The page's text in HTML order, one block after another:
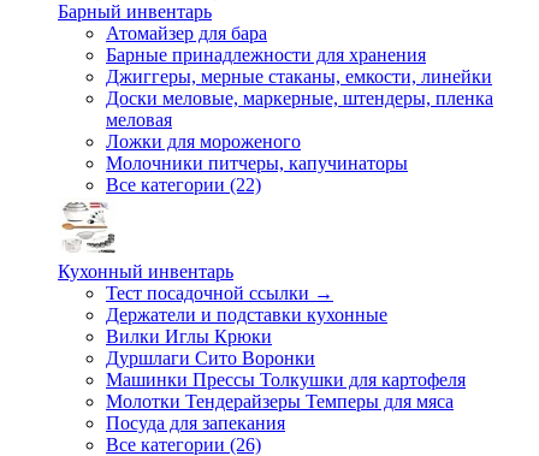
Барный инвентарь
Атомайзер для бара
Барные принадлежности для хранения
Джиггеры, мерные стаканы, емкости, линейки
Доски меловые, маркерные, штендеры, пленка
меловая
Ложки для мороженого
Молочники питчеры, капучинаторы
Все категории (22)
Кухонный инвентарь
Тест посадочной ссылки →
Держатели и подставки кухонные
Вилки Иглы Крюки
Дуршлаги Сито Воронки
Машинки Прессы Толкушки для картофеля
Молотки Тендерайзеры Темперы для мяса
Посуда для запекания
Все категории (26)